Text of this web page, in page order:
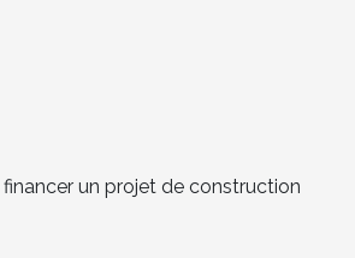
un projet de construction